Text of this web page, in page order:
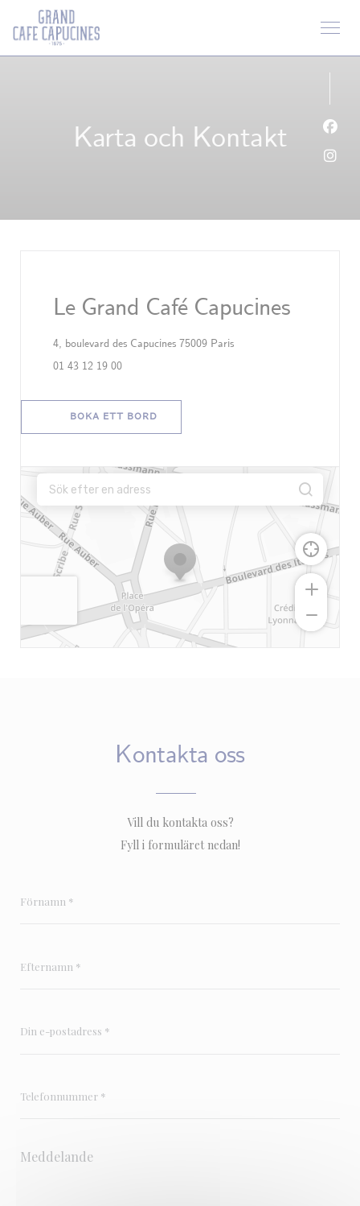
Cookie- hanteringspanel
Karta och Kontakt
Le Grand Café Capucines
4, boulevard des Capucines 75009 Paris((öppnas i ett nytt fönster))
01 43 12 19 00
BOKA ETT BORD
Kontakta oss
Vill du kontakta oss?
Fyll i formuläret nedan!